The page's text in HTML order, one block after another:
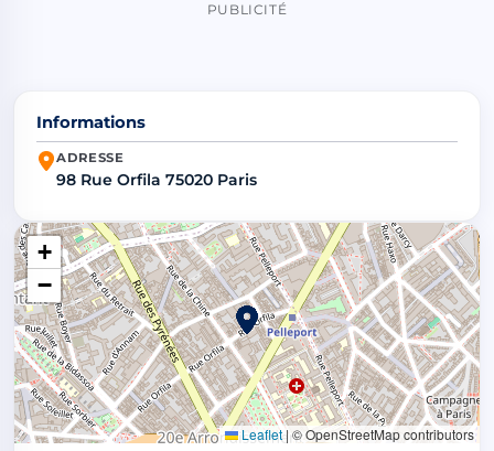
PUBLICITÉ
Informations
ADRESSE
98 Rue Orfila 75020 Paris
+
−
Leaflet |© OpenStreetMap contributors